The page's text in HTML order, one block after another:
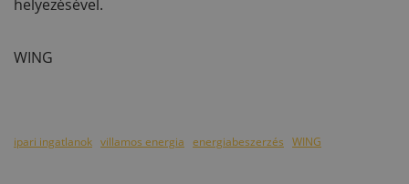
helyezésével.
WING
ipari ingatlanok villamos energia energiabeszerzés WING